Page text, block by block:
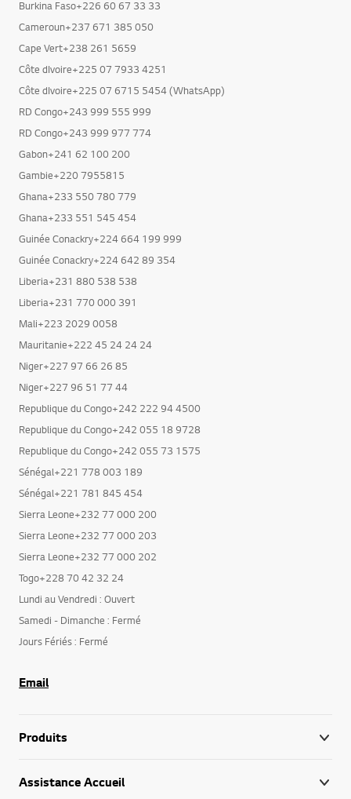
Burkina Faso+226 60 67 33 33
Cameroun+237 671 385 050
Cape Vert+238 261 5659
Côte dIvoire+225 07 7933 4251
Côte dIvoire+225 07 6715 5454 (WhatsApp)
RD Congo+243 999 555 999
RD Congo+243 999 977 774
Gabon+241 62 100 200
Gambie+220 7955815
Ghana+233 550 780 779
Ghana+233 551 545 454
Guinée Conackry+224 664 199 999
Guinée Conackry+224 642 89 354
Liberia+231 880 538 538
Liberia+231 770 000 391
Mali+223 2029 0058
Mauritanie+222 45 24 24 24
Niger+227 97 66 26 85
Niger+227 96 51 77 44
Republique du Congo+242 222 94 4500
Republique du Congo+242 055 18 9728
Republique du Congo+242 055 73 1575
Sénégal+221 778 003 189
Sénégal+221 781 845 454
Sierra Leone+232 77 000 200
Sierra Leone+232 77 000 203
Sierra Leone+232 77 000 202
Togo+228 70 42 32 24
Lundi au Vendredi : Ouvert
Samedi - Dimanche : Fermé
Jours Fériés : Fermé
Email
Produits
Assistance Accueil